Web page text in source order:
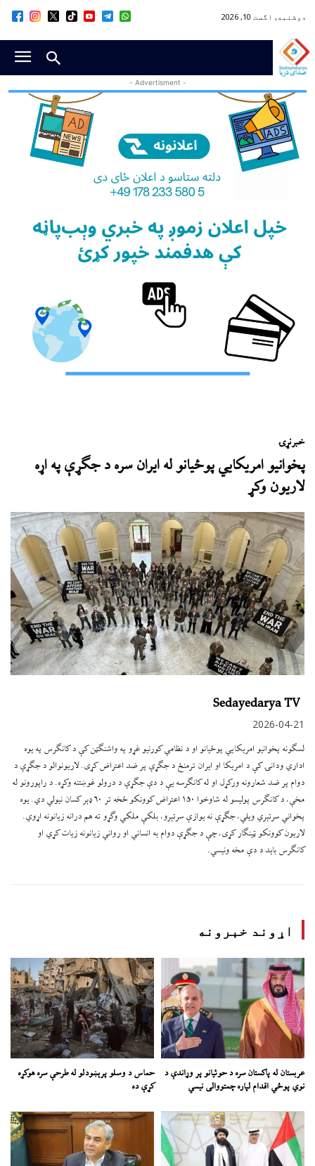
دوشنبه, اگست 10, 2026
- Advertisment -
خبرنړۍ
پخوانیو امریکايي پوځیانو له ایران سره د جګړې په اړه
لاریون وکړ
Sedayedarya TV
2026-04-21
لسګونه پخوانیو امریکايي پوځیانو او د نظامي کورنیو غړو په واشنګټن کې د کانګرس په یوه
اداري ودانۍ کې د امریکا او ایران ترمنځ د جګړې پر ضد اعتراض کړی. لاریونوالو د جګړې د
دوام پر ضد شعارونه ورکړل او له کانګرسه یې د دې جګړې د درولو غوښتنه وکړه. د راپورونو له
مخې، د کانګرس پولیسو له شاوخوا ۱۵۰ اعتراض کوونکو څخه تر ۶۰ ډېر کسان نیولي دي. یوه
پخواني سرتېري ویلي، جګړې نه یوازې سرتېرو، بلکې ملکي وګړو ته هم درانه زیانونه اړوي.
لاریون کوونکو ټینګار کړی، چې د جګړې دوام به انساني او رواني زیانونه زیات کړي او
کانګرس باید د دې مخه ونیسي.
اړوند خبرونه
عربستان له پاکستان سره د حوثیانو پر وړاندې د
نوي پوځي اقدام لپاره چمتووالی نیسي
حماس د وسلو پرېښودلو له طرحې سره هوکړه
کړې ده